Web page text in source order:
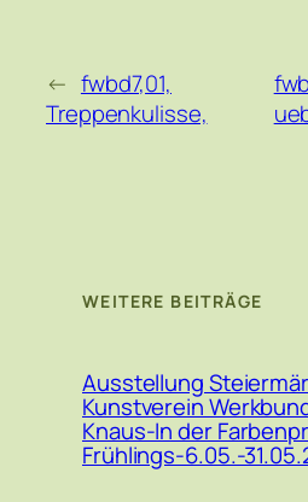
← fwbd7,01,
Treppenkulisse,
WEITERE BEITRÄGE
Ausstellung
Kunstverein
Knaus-In der
Frühlings-6.05.-